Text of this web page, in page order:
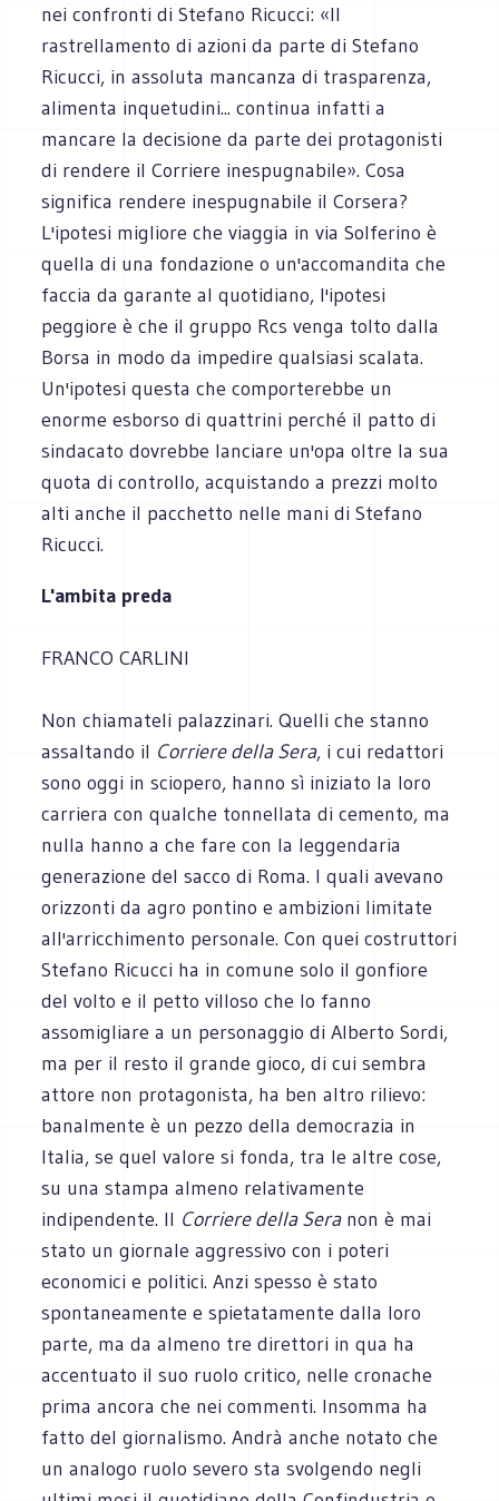
nei confronti di Stefano Ricucci: «Il
rastrellamento di azioni da parte di Stefano
Ricucci, in assoluta mancanza di trasparenza,
alimenta inquetudini... continua infatti a
mancare la decisione da parte dei protagonisti
di rendere il Corriere inespugnabile». Cosa
significa rendere inespugnabile il Corsera?
L'ipotesi migliore che viaggia in via Solferino è
quella di una fondazione o un'accomandita che
faccia da garante al quotidiano, l'ipotesi
peggiore è che il gruppo Rcs venga tolto dalla
Borsa in modo da impedire qualsiasi scalata.
Un'ipotesi questa che comporterebbe un
enorme esborso di quattrini perché il patto di
sindacato dovrebbe lanciare un'opa oltre la sua
quota di controllo, acquistando a prezzi molto
alti anche il pacchetto nelle mani di Stefano
Ricucci.
L'ambita preda
FRANCO CARLINI
Non chiamateli palazzinari. Quelli che stanno
assaltando il Corriere della Sera, i cui redattori
sono oggi in sciopero, hanno sì iniziato la loro
carriera con qualche tonnellata di cemento, ma
nulla hanno a che fare con la leggendaria
generazione del sacco di Roma. I quali avevano
orizzonti da agro pontino e ambizioni limitate
all'arricchimento personale. Con quei costruttori
Stefano Ricucci ha in comune solo il gonfiore
del volto e il petto villoso che lo fanno
assomigliare a un personaggio di Alberto Sordi,
ma per il resto il grande gioco, di cui sembra
attore non protagonista, ha ben altro rilievo:
banalmente è un pezzo della democrazia in
Italia, se quel valore si fonda, tra le altre cose,
su una stampa almeno relativamente
indipendente. Il Corriere della Seranon è mai
stato un giornale aggressivo con i poteri
economici e politici. Anzi spesso è stato
spontaneamente e spietatamente dalla loro
parte, ma da almeno tre direttori in qua ha
accentuato il suo ruolo critico, nelle cronache
prima ancora che nei commenti. Insomma ha
fatto del giornalismo. Andrà anche notato che
un analogo ruolo severo sta svolgendo negli